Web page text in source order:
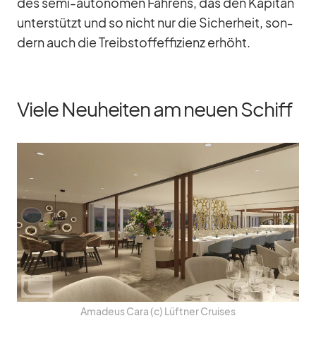
un­ter­stützt und so nicht nur die Si­cher­heit, son­
dern auch die Treib­stoff­ef­fi­zi­enz er­höht.
Viele Neuheiten am neuen Schiff
Ama­deus Cara (c) Lüft­ner Crui­ses